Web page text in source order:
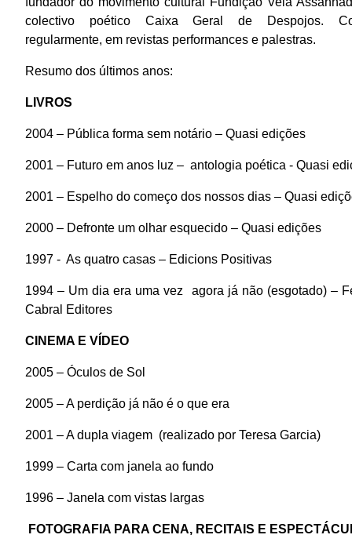
colectivo poético Caixa Geral de Despojos.
regularmente, em revistas performances e palestras.
Resumo dos últimos anos:
LIVROS
2004 – Pública forma sem notário – Quasi edições
2001 – Futuro em anos luz – antologia poética - Quasi
2001 – Espelho do começo dos nossos dias – Quasi
2000 – Defronte um olhar esquecido – Quasi edições
1997 - As quatro casas – Edicions Positivas
1994 – Um dia era uma vez
agora já não (esgotado) –
Cabral Editores
CINEMA E VÍDEO
2005 – Óculos de Sol
2005 – A perdição já não é o que era
2001 – A dupla viagem (realizado por Teresa Garcia)
1999 – Carta com janela ao fundo
1996 – Janela com vistas largas
FOTOGRAFIA PARA CENA, RECITAIS E